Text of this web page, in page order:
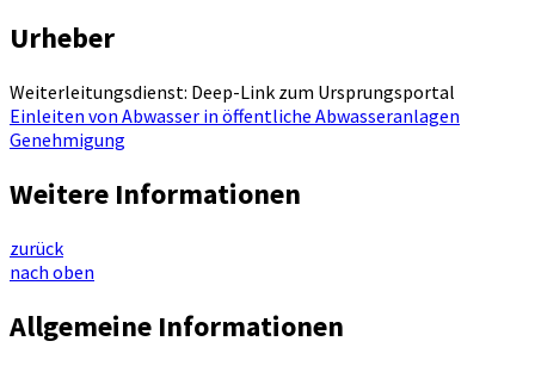
Urheber
Weiterleitungsdienst: Deep-Link zum Ursprungsportal
Einleiten von Abwasser in öffentliche Abwasseranlagen
Genehmigung
Weitere Informationen
zurück
nach oben
Allgemeine Informationen